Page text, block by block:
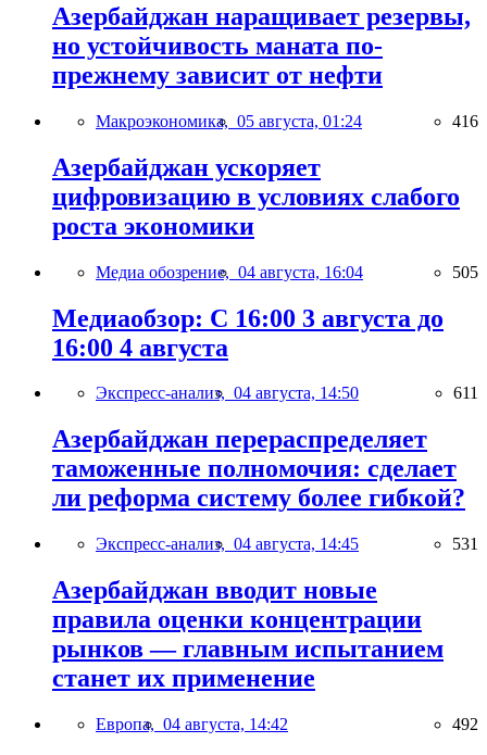
Азербайджан наращивает резервы,
но устойчивость маната по-
прежнему зависит от нефти
Макроэкономика, 05 августа, 01:24 416
Азербайджан ускоряет
цифровизацию в условиях слабого
роста экономики
Медиа обозрение, 04 августа, 16:04 505
Медиаобзор: С 16:00 3 августа до
16:00 4 августа
Экспресс-анализ, 04 августа, 14:50 611
Азербайджан перераспределяет
таможенные полномочия: сделает
ли реформа систему более гибкой?
Экспресс-анализ, 04 августа, 14:45 531
Азербайджан вводит новые
правила оценки концентрации
рынков — главным испытанием
станет их применение
Европа, 04 августа, 14:42 492